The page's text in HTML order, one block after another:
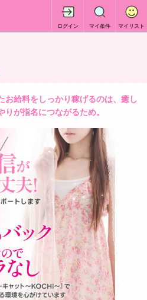
ログイン マイ条件 マイリスト
お給料をしっかり稼げるのは、癒し
が指名につながるため。